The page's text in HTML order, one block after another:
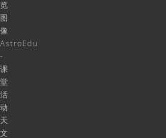
览
图
像
AstroEdu
-
课
堂
活
动
天
文